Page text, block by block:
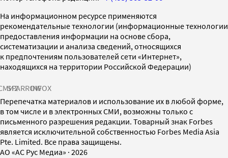
На информационном ресурсе применяются
рекомендательные технологии (информационные технологии
предоставления информации на основе сбора,
систематизации и анализа сведений, относящихся
к предпочтениям пользователей сети «Интернет»,
находящихся на территории Российской Федерации)
SPARROWINFOX
Перепечатка материалов и использование их в любой форме,
в том числе и в электронных СМИ, возможны только с
письменного разрешения редакции. Товарный знак Forbes
является исключительной собственностью Forbes Media Asia
Pte. Limited. Все права защищены.
AO «АС Рус Медиа» · 2026